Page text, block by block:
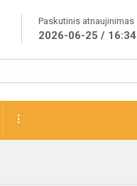
Paskutinis atnaujinimas
2026-06-25 / 16:34